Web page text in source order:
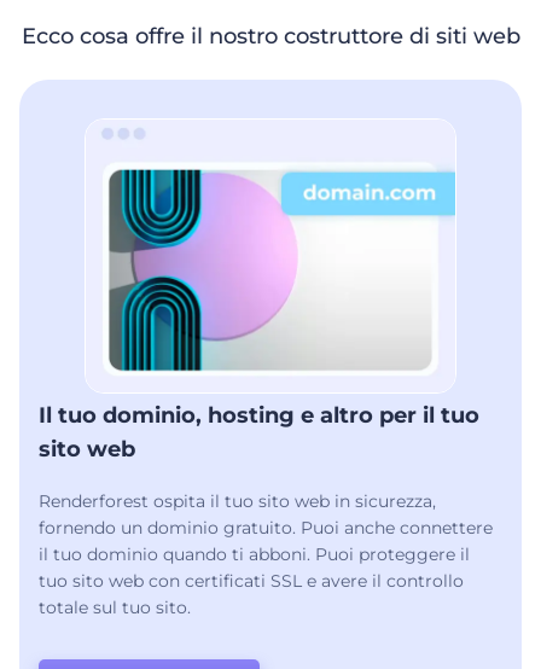
Ecco cosa offre il nostro costruttore di siti web
Il tuo dominio, hosting e altro per il tuo
sito web
Renderforest ospita il tuo sito web in sicurezza,
fornendo un dominio gratuito. Puoi anche connettere
il tuo dominio quando ti abboni. Puoi proteggere il
tuo sito web con certificati SSL e avere il controllo
totale sul tuo sito.